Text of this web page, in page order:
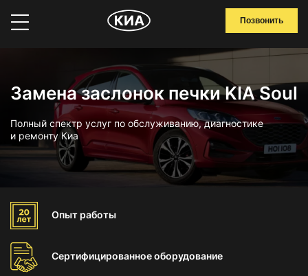
Позвонить
Замена заслонок печки KIA Soul
Полный спектр услуг по обслуживанию, диагностике
и ремонту Киа
Опыт работы
Сертифицированноеоборудование